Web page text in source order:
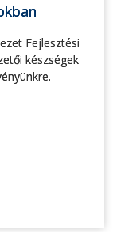
Fejlesztési
készségek